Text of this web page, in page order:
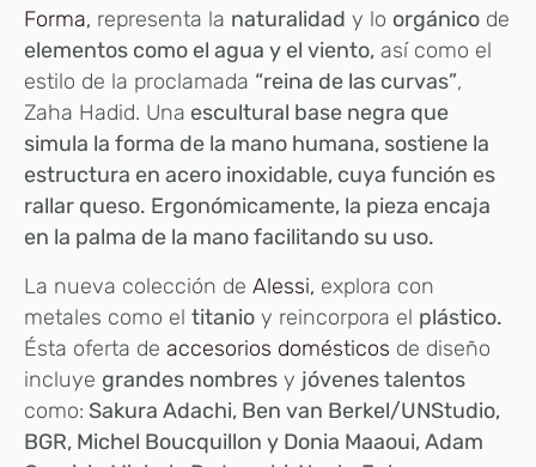
Forma, representa la naturalidad y lo orgánico de
elementos como el agua y el viento, así como el
estilo de la proclamada “reina de las curvas”,
Zaha Hadid. Una escultural base negra que
simula la forma de la mano humana, sostiene la
estructura en acero inoxidable, cuya función es
rallar queso. Ergonómicamente, la pieza encaja
en la palma de la mano facilitando su uso.
La nueva colección de Alessi, explora con
metales como el titanio y reincorpora el plástico.
Ésta oferta de accesorios domésticos de diseño
incluye grandes nombres y jóvenes talentos
como: Sakura Adachi, Ben van Berkel/UNStudio,
BGR, Michel Boucquillon y Donia Maaoui, Adam